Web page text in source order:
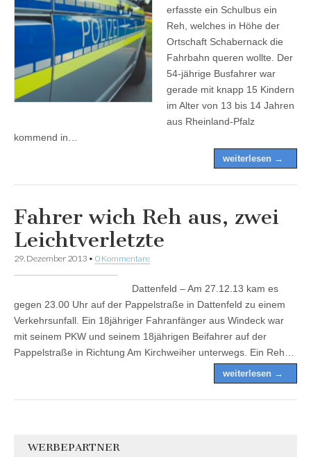
erfasste ein Schulbus ein
Reh, welches in Höhe der
Ortschaft Schabernack die
Fahrbahn queren wollte. Der
54-jährige Busfahrer war
gerade mit knapp 15 Kindern
im Alter von 13 bis 14 Jahren
aus Rheinland-Pfalz
kommend in…
weiterlesen →
Fahrer wich Reh aus, zwei
Leichtverletzte
29. Dezember 2013 • 0 Kommentare
Dattenfeld – Am 27.12.13 kam es
gegen 23.00 Uhr auf der Pappelstraße in Dattenfeld zu einem
Verkehrsunfall. Ein 18jähriger Fahranfänger aus Windeck war
mit seinem PKW und seinem 18jährigen Beifahrer auf der
Pappelstraße in Richtung Am Kirchweiher unterwegs. Ein Reh…
weiterlesen →
WERBEPARTNER